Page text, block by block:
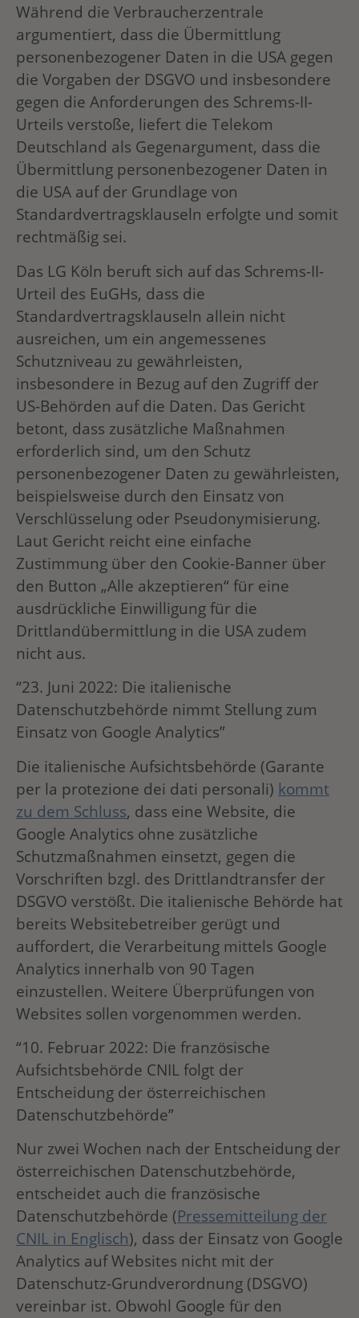
Während die Verbraucherzentrale
argumentiert, dass die Übermittlung
personenbezogener Daten in die USA gegen
die Vorgaben der DSGVO und insbesondere
gegen die Anforderungen des Schrems-II-
Urteils verstoße, liefert die Telekom
Deutschland als Gegenargument, dass die
Übermittlung personenbezogener Daten in
die USA auf der Grundlage von
Standardvertragsklauseln erfolgte und somit
rechtmäßig sei.
Das LG Köln beruft sich auf das Schrems-II-
Urteil des EuGHs, dass die
Standardvertragsklauseln allein nicht
ausreichen, um ein angemessenes
Schutzniveau zu gewährleisten,
insbesondere in Bezug auf den Zugriff der
US-Behörden auf die Daten. Das Gericht
betont, dass zusätzliche Maßnahmen
erforderlich sind, um den Schutz
personenbezogener Daten zu gewährleisten,
beispielsweise durch den Einsatz von
Verschlüsselung oder Pseudonymisierung.
Laut Gericht reicht eine einfache
Zustimmung über den Cookie-Banner über
den Button „Alle akzeptieren“ für eine
ausdrückliche Einwilligung für die
Drittlandübermittlung in die USA zudem
nicht aus.
“23. Juni 2022: Die italienische
Datenschutzbehörde nimmt Stellung zum
Einsatz von Google Analytics”
Die italienische Aufsichtsbehörde (Garante
per la protezione dei dati personali) kommt
zu dem Schluss, dass eine Website, die
Google Analytics ohne zusätzliche
Schutzmaßnahmen einsetzt, gegen die
Vorschriften bzgl. des Drittlandtransfer der
DSGVO verstößt. Die italienische Behörde hat
bereits Websitebetreiber gerügt und
auffordert, die Verarbeitung mittels Google
Analytics innerhalb von 90 Tagen
einzustellen. Weitere Überprüfungen von
Websites sollen vorgenommen werden.
“10. Februar 2022: Die französische
Aufsichtsbehörde CNIL folgt der
Entscheidung der österreichischen
Datenschutzbehörde”
Nur zwei Wochen nach der Entscheidung der
österreichischen Datenschutzbehörde,
entscheidet auch die französische
Datenschutzbehörde (Pressemitteilung der
CNIL in Englisch), dass der Einsatz von Google
Analytics auf Websites nicht mit der
Datenschutz-Grundverordnung (DSGVO)
vereinbar ist. Obwohl Google für den